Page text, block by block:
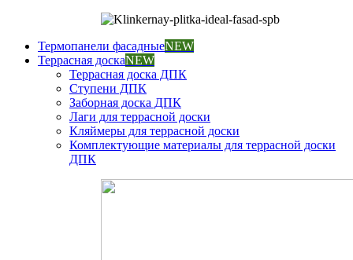
Термопанели фасадныеNEW
Террасная доскаNEW
Террасная доска ДПК
Ступени ДПК
Заборная доска ДПК
Лаги для террасной доски
Кляймеры для террасной доски
Комплектующие материалы для террасной доски
ДПК